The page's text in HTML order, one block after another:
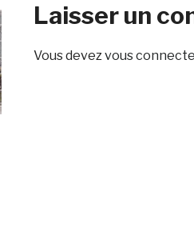
Laisser un
Vous devezvous